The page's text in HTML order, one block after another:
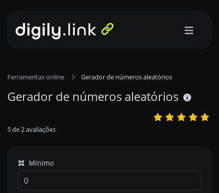
Ferramentas online Gerador de números aleatórios
Gerador de números aleatórios
5de2avaliações
Mínimo